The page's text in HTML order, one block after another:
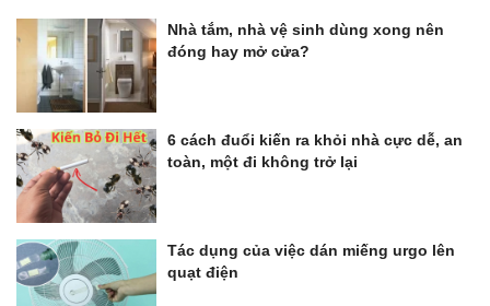
Nhà tắm, nhà vệ sinh dùng xong nên
đóng hay mở cửa?
6 cách đuổi kiến ra khỏi nhà cực dễ, an
toàn, một đi không trở lại
Tác dụng của việc dán miếng urgo lên
quạt điện